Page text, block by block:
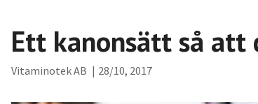
Ett kanonsätt så
Vitaminotek AB | 28/10, 2017